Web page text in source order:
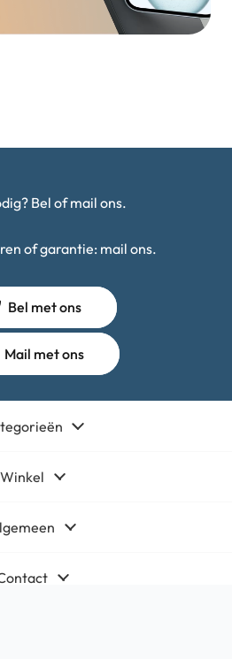
Bel of mail ons.
of garantie: mail ons.
Bel met ons
Mail met ons
Winkel